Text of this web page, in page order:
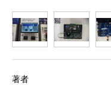
著者